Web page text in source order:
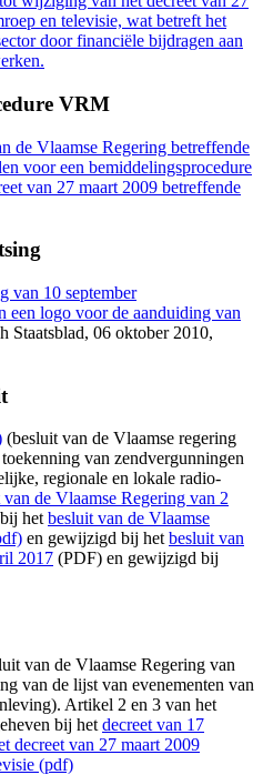
en televisie, wat betreft het
door financiële bijdragen aan
VRM
de Vlaamse Regering betreffende
voor een bemiddelingsprocedure
van 27 maart 2009 betreffende
van 10 september
een logo voor de aanduiding van
Staatsblad, 06 oktober 2010,
(besluit van de Vlaamse regering
van zendvergunningen
regionale en lokale radio-
van de Vlaamse Regering van 2
hetbesluit van de Vlaamse
en gewijzigd bij hetbesluit van
2017 (PDF) en gewijzigd bij
van de Vlaamse Regering van
van de lijst van evenementen van
Artikel 2 en 3 van het
bij het decreet van 17
decreet van 27 maart 2009
(pdf)